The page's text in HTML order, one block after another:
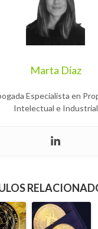
Marta Díaz
Especialista en
Intelectual e Industrial